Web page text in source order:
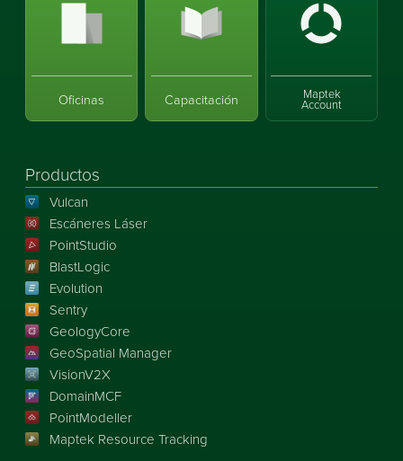
Oficinas Capacitación Maptek
Account
Productos
Vulcan
Escáneres Láser
PointStudio
BlastLogic
Evolution
Sentry
GeologyCore
GeoSpatial Manager
VisionV2X
DomainMCF
PointModeller
Maptek Resource Tracking